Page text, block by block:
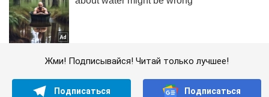
Жми! Подписывайся! Читай только лучшее!
Подписаться Подписаться